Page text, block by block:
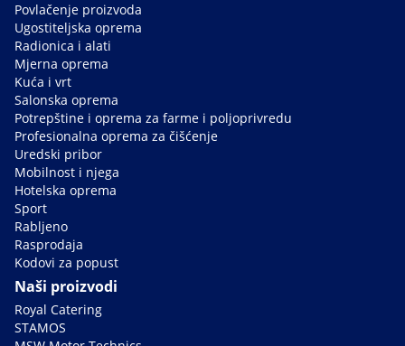
Povlačenje proizvoda
Ugostiteljska oprema
Radionica i alati
Mjerna oprema
Kuća i vrt
Salonska oprema
Potrepštine i oprema za farme i poljoprivredu
Profesionalna oprema za čišćenje
Uredski pribor
Mobilnost i njega
Hotelska oprema
Sport
Rabljeno
Rasprodaja
Kodovi za popust
Naši proizvodi
Royal Catering
STAMOS